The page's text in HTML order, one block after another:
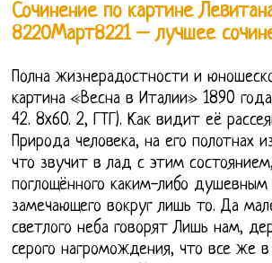
Сочинение по картине
8220Март8221 – лучшее
Полна жизнерадостности и
картина «Весна в Италии» 1890
42. 8x60. 2, ГТГ). Как видит её
Природа человека, на его полотнах
что звучит в лад с этим
поглощённого каким-либо душевным
замечающего вокруг лишь то. Да
светлого неба говорят Лишь нам,
серого нагромождения, что все же